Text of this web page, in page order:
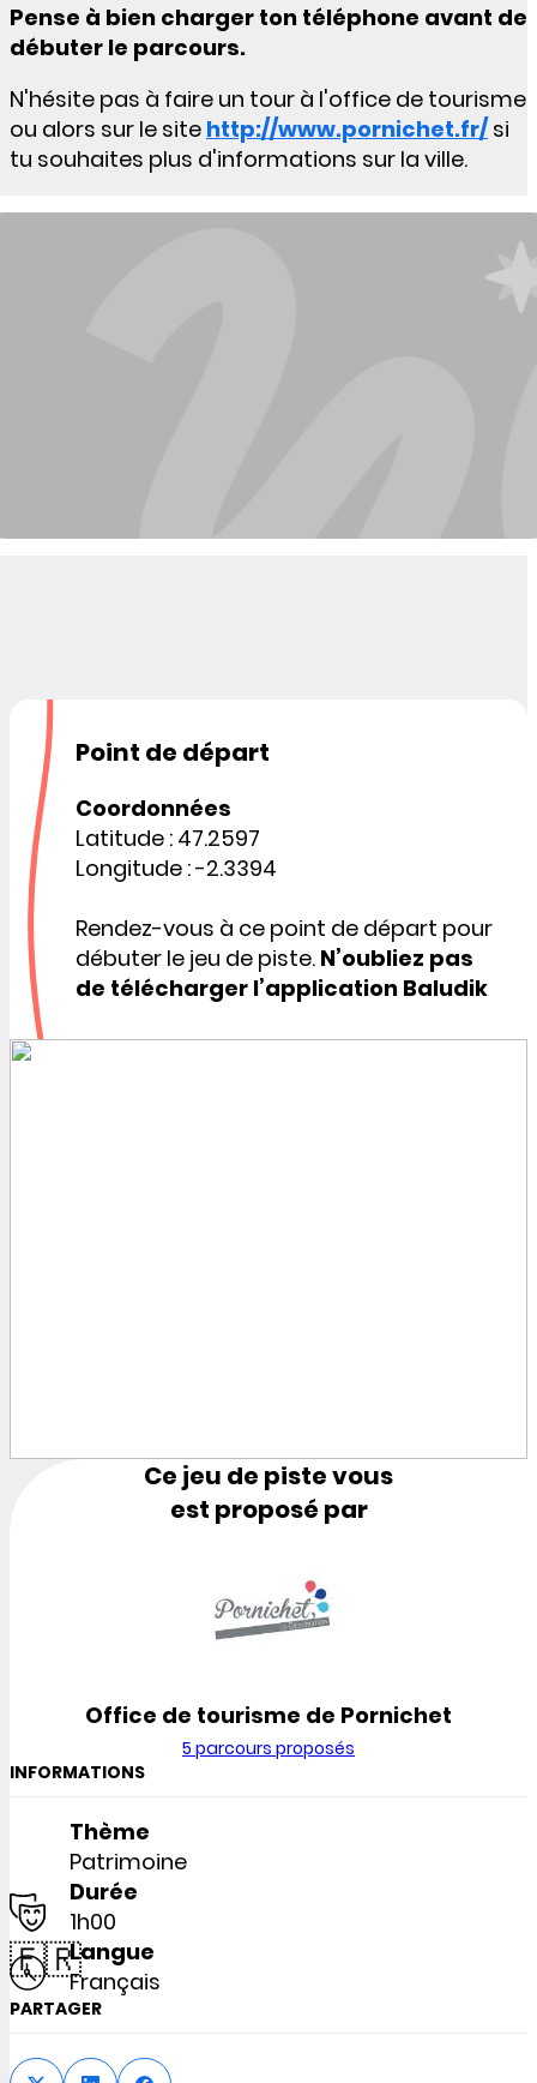
Pense à bien charger ton téléphone avant de
débuter le parcours.
N'hésite pas à faire un tour à l'office de tourisme
ou alors sur le site http://www.pornichet.fr/ si
tu souhaites plus d'informations sur la ville.
Point de départ
Coordonnées
Latitude : 47.2597
Longitude : -2.3394
Rendez-vous à ce point de départ pour
débuter le jeu de piste. N’oubliez pas
de télécharger l’application Baludik
Ce jeu de piste vous
est proposé par
Office de tourisme de Pornichet
5 parcours proposés
INFORMATIONS
Thème
Patrimoine
Durée
1h00
🇫🇷Langue
Français
PARTAGER